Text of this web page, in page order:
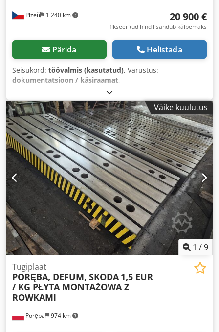
Plzeň 1 240 km 20 900 €
fikseeritud hind lisandub käibemaks
Pärida Helistada
Seisukord: töövalmis (kasutatud), Varustus:
dokumentatsioon / käsiraamat,
Väike kuulutus
1 /9
Poręba 974 km
Tugiplaat
PORĘBA, DEFUM, SKODA 1,5 EUR
/ KG PŁYTA MONTAŻOWA Z
ROWKAMI